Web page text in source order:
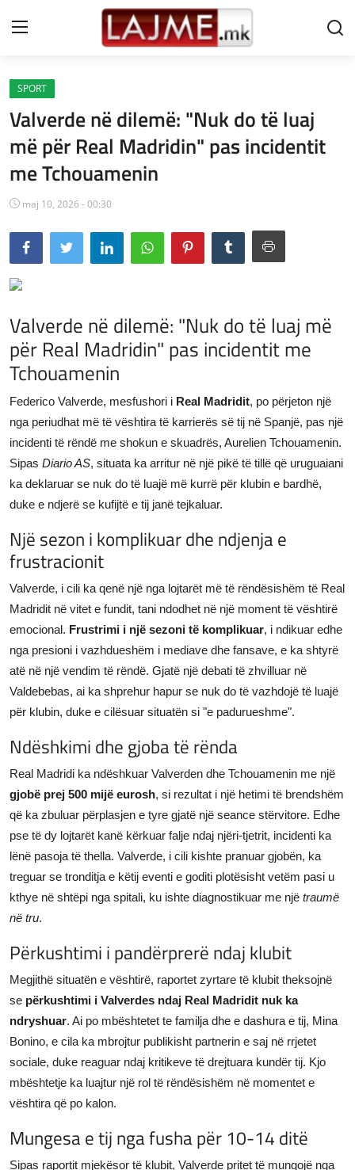
Shtëpi
LAJME MAQEDONI
SHQIPERI
KOSOVA
LAJME NGA BOTA
SHOWBIZ
SHENDETI
JETA
Gallery
Shqip
SPORT
Valverde në dilemë: "Nuk do të luaj
më për Real Madridin" pas incidentit
me Tchouamenin
maj 10, 2026 - 00:30
Valverde në dilemë: "Nuk do të luaj më
për Real Madridin" pas incidentit me
Tchouamenin
Federico Valverde, mesfushori i Real Madridit, po përjeton një
nga periudhat më të vështira të karrierës së tij në Spanjë, pas një
incidenti të rëndë me shokun e skuadrës, Aurelien Tchouamenin.
Sipas Diario AS, situata ka arritur në një pikë të tillë që uruguaiani
ka deklaruar se nuk do të luajë më kurrë për klubin e bardhë,
duke e ndjerë se kufijtë e tij janë tejkaluar.
Një sezon i komplikuar dhe ndjenja e
frustracionit
Valverde, i cili ka qenë një nga lojtarët më të rëndësishëm të Real
Madridit në vitet e fundit, tani ndodhet në një moment të vështirë
emocional. Frustrimi i një sezoni të komplikuar, i ndikuar edhe
nga presioni i vazhdueshëm i mediave dhe fansave, e ka shtyrë
atë në një vendim të rëndë. Gjatë një debati të zhvilluar në
Valdebebas, ai ka shprehur hapur se nuk do të vazhdojë të luajë
për klubin, duke e cilësuar situatën si "e padurueshme".
Ndëshkimi dhe gjoba të rënda
Real Madridi ka ndëshkuar Valverden dhe Tchouamenin me një
gjobë prej 500 mijë eurosh, si rezultat i një hetimi të brendshëm
që ka zbuluar përplasjen e tyre gjatë një seance stërvitore. Edhe
pse të dy lojtarët kanë kërkuar falje ndaj njëri-tjetrit, incidenti ka
lënë pasoja të thella. Valverde, i cili kishte pranuar gjobën, ka
treguar se tronditja e këtij eventi e goditi plotësisht vetëm pasi u
kthye në shtëpi nga spitali, ku ishte diagnostikuar me një traumë
në tru.
Përkushtimi i pandërprerë ndaj klubit
Megjithë situatën e vështirë, raportet zyrtare të klubit theksojnë
se përkushtimi i Valverdes ndaj Real Madridit nuk ka
ndryshuar. Ai po mbështetet te familja dhe e dashura e tij, Mina
Bonino, e cila ka mbrojtur publikisht partnerin e saj në rrjetet
sociale, duke reaguar ndaj kritikeve të drejtuara kundër tij. Kjo
mbështetje ka luajtur një rol të rëndësishëm në momentet e
vështira që po kalon.
Mungesa e tij nga fusha për 10-14 ditë
Sipas raportit mjekësor të klubit, Valverde pritet të mungojë nga